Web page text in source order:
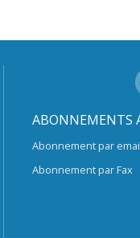
ABONNEMENTS
Abonnement par
Abonnement par Fax